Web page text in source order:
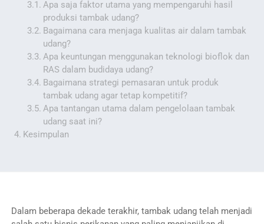
Apa saja faktor utama yang mempengaruhi hasil
produksi tambak udang?
Bagaimana cara menjaga kualitas air dalam tambak
udang?
Apa keuntungan menggunakan teknologi bioflok dan
RAS dalam budidaya udang?
Bagaimana strategi pemasaran untuk produk
tambak udang agar tetap kompetitif?
Apa tantangan utama dalam pengelolaan tambak
udang saat ini?
Kesimpulan
Dalam beberapa dekade terakhir, tambak udang telah menjadi